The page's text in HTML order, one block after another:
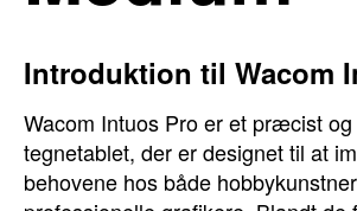
Introduktion til Wacom
Wacom Intuos Pro er et præcist
tegnetablet, der er designet til at
behovene hos både